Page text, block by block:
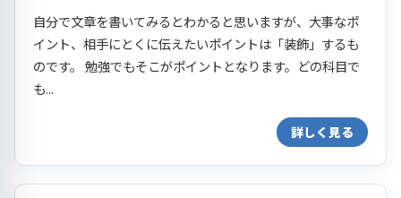
自分で文章を書いてみるとわかると思いますが、大事なポ
イント、相手にとくに伝えたいポイントは「装飾」するも
のです。 勉強でもそこがポイントとなります。どの科目で
も...
詳しく見る